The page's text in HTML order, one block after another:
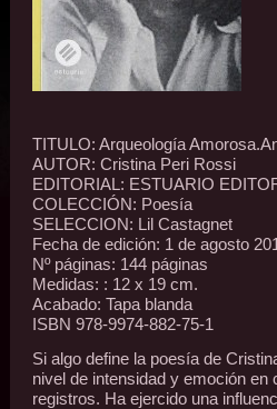
TITULO: Arqueología
AUTOR: Cristina Peri Rossi
EDITORIAL: ESTUARIO
COLECCIÓN: Poesía
SELECCION: Lil Castagnet
Fecha de edición: 1 de agosto
Nº páginas: 144 páginas
Medidas: : 12 x 19 cm.
Acabado: Tapa blanda
ISBN 978-9974-882-75-1
Si algo define la poesía de
nivel de intensidad y emoción en
registros. Ha ejercido una